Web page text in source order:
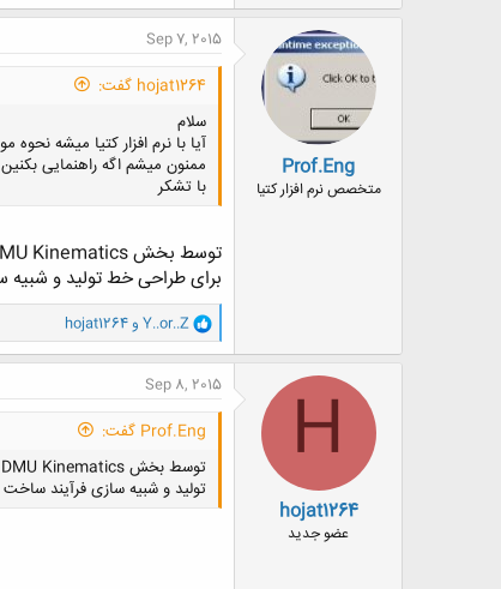
Prof.Eng
متخصص نرم افزار کتیا
Sep 7, 2015
hojat1264 گفت:
سلام
آیا با نرم افزار کتیا میشه
ممنون میشم اگه راهنمایی بکنین
با تشکر
برای طراحی خط تولید و
و
ا
ک
ش
ا
Y..or..Z و hojat1264
H
hojat1264
عضو جدید
Sep 8, 2015
Prof.Eng گفت:
تولید و شبیه سازی فرآیند